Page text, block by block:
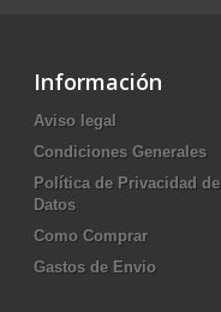
Información
Aviso legal
Condiciones Generales
Política de Privacidad de
Datos
Como Comprar
Gastos de Envio